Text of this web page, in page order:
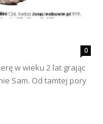
0
w wieku 2 lat grając
Sam. Od tamtej pory